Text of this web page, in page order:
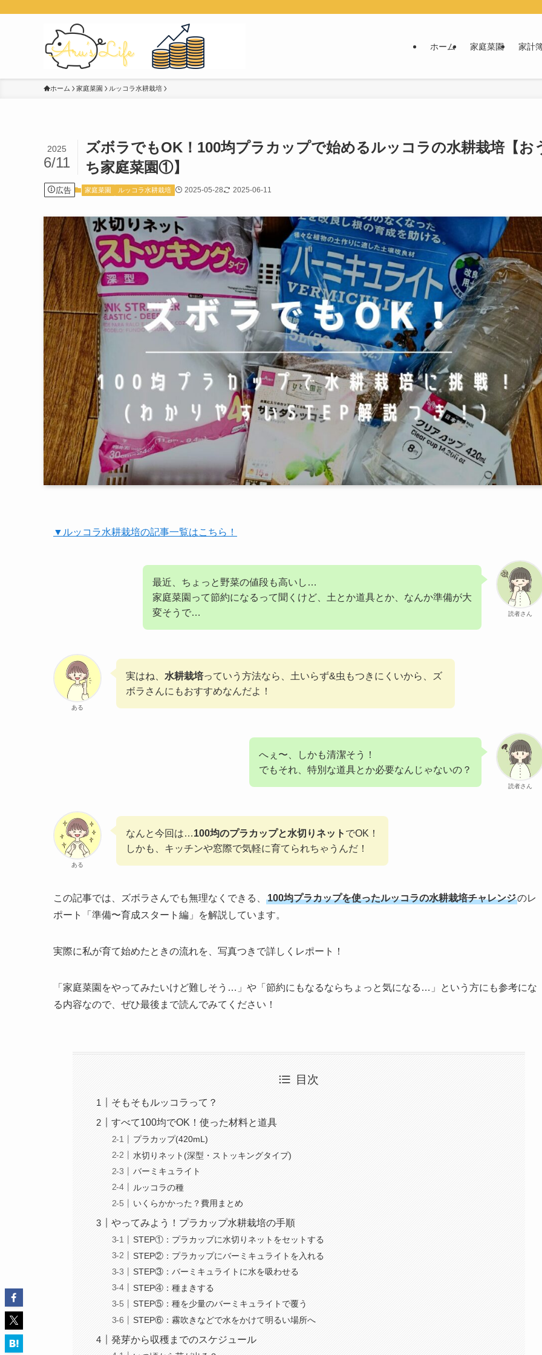
ホーム 家庭菜園 家計
ホーム 家庭菜園 ルッコラ水耕栽培
ズボラでもOK！100均プラカップで始めるルッコラの水耕栽培【お
ち家庭菜園①】
2025
6/11
広告 家庭菜園 ルッコラ水耕栽培 2025-05-28 2025-06-11
▼ルッコラ水耕栽培の記事一覧はこちら！
読者さん
最近、ちょっと野菜の値段も高いし…
家庭菜園って節約になるって聞くけど、土とか道具とか、なんか準備が大
変そうで…
ある
実はね、 水耕栽培っていう方法なら、土いらず&虫もつきにくいから、ズ
ボラさんにもおすすめなんだよ！
読者さん
へぇ〜、しかも清潔そう！
でもそれ、特別な道具とか必要なんじゃないの？
ある
なんと今回は…100均のプラカップと水切りネット でOK！
しかも、キッチンや窓際で気軽に育てられちゃうんだ！
この記事では、ズボラさんでも無理なくできる、 100均プラカップを使ったルッコラの水耕栽培チャレンジのレ
ポート「準備〜育成スタート編」を解説しています。
実際に私が育て始めたときの流れを、写真つきで詳しくレポート！
「家庭菜園をやってみたいけど難しそう…」や「節約にもなるならちょっと気になる…」という方にも参考にな
る内容なので、ぜひ最後まで読んでみてください！
目次
そもそもルッコラって？
すべて100均でOK！使った材料と道具
プラカップ(420mL)
水切りネット(深型・ストッキングタイプ)
バーミキュライト
ルッコラの種
いくらかかった？費用まとめ
やってみよう！プラカップ水耕栽培の手順
STEP①：プラカップに水切りネットをセットする
STEP②：プラカップにバーミキュライトを入れる
STEP③：バーミキュライトに水を吸わせる
STEP④：種まきする
STEP⑤：種を少量のバーミキュライトで覆う
STEP⑥：霧吹きなどで水をかけて明るい場所へ
発芽から収穫までのスケジュール